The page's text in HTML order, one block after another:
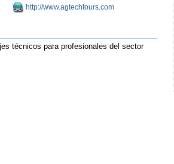
http://www.agtechtours.com
técnicos para profesionales del sector